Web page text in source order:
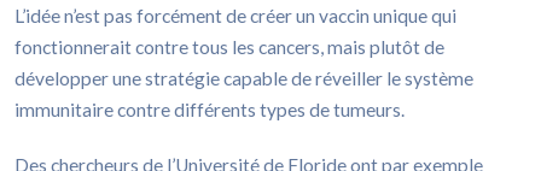
L’idée n’est pas forcément de créer un vaccin unique qui
fonctionnerait contre tous les cancers, mais plutôt de
développer une stratégie capable de réveiller le système
immunitaire contre différents types de tumeurs.
Des chercheurs de l’Université de Floride ont par exemple